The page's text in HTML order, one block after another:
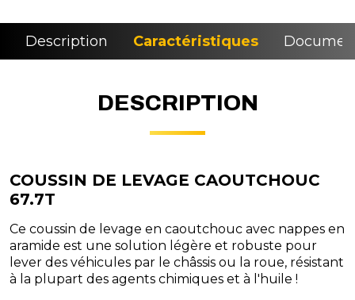
Description Caractéristiques
DESCRIPTION
COUSSIN DE LEVAGE CAOUTCHOUC
67.7T
Ce coussin de levage en caoutchouc avec nappes en
aramide est une solution légère et robuste pour
lever des véhicules par le châssis ou la roue, résistant
à la plupart des agents chimiques et à l'huile !